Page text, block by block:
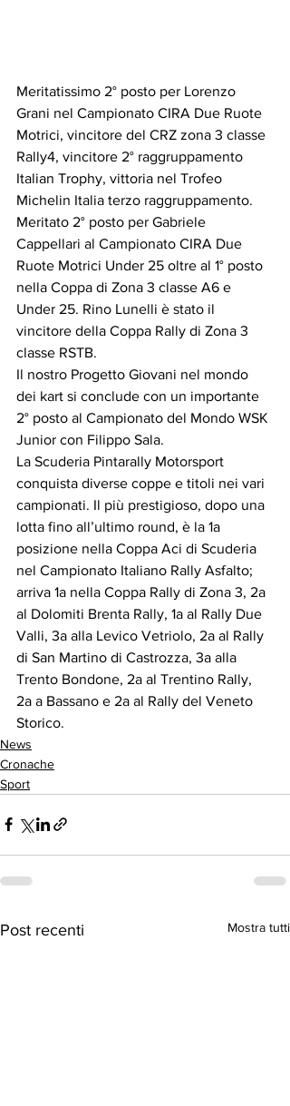
Meritatissimo 2° posto per Lorenzo
Grani nel Campionato CIRA Due Ruote
Motrici, vincitore del CRZ zona 3 classe
Rally4, vincitore 2° raggruppamento
Italian Trophy, vittoria nel Trofeo
Michelin Italia terzo raggruppamento.
Meritato 2° posto per Gabriele
Cappellari al Campionato CIRA Due
Ruote Motrici Under 25 oltre al 1° posto
nella Coppa di Zona 3 classe A6 e
Under 25. Rino Lunelli è stato il
vincitore della Coppa Rally di Zona 3
classe RSTB.
Il nostro Progetto Giovani nel mondo
dei kart si conclude con un importante
2° posto al Campionato del Mondo WSK
Junior con Filippo Sala.
La Scuderia Pintarally Motorsport
conquista diverse coppe e titoli nei vari
campionati. Il più prestigioso, dopo una
lotta fino all’ultimo round, è la 1a
posizione nella Coppa Aci di Scuderia
nel Campionato Italiano Rally Asfalto;
arriva 1a nella Coppa Rally di Zona 3, 2a
al Dolomiti Brenta Rally, 1a al Rally Due
Valli, 3a alla Levico Vetriolo, 2a al Rally
di San Martino di Castrozza, 3a alla
Trento Bondone, 2a al Trentino Rally,
2a a Bassano e 2a al Rally del Veneto
Storico.
News
Cronache
Sport
Post recenti Mostra tutti